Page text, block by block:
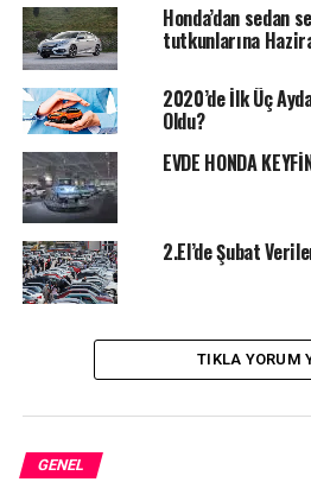
Bununla birlikte Honda’nın Civic
HR-V modellerinde ise ING Bank
Mayıs ayı boyunca yüzde 0,84
BENZER İÇERIKLER CIVIC HATCHBACK
HONDA
HONDA CIVIC SEDAN
HONDA CIVIC SEDAN KAMPANYA
UP NEXT
10.000TL Peşinat ile Dacia Dokker
DON'T MISS
2020’de İlk Üç Aydaki Araç Satış
Honda’dan sedan
tutkunlarına
2020’de İlk Üç
Oldu?
EVDE HONDA
2.El’de Şubat
TIKLA YORUM
GENEL